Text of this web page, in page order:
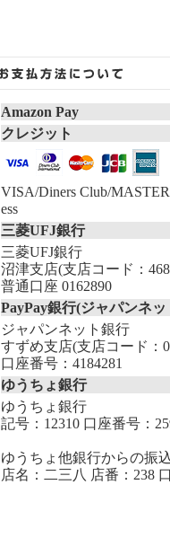
Amazon Pay
クレジット
VISA/Diners Club/
ess
三菱UFJ銀行
三菱UFJ銀行
沼津支店(支店コード：
普通口座 0162890
PayPay銀行(ジャパンネ
ジャパンネット銀行
すずめ支店(支店コード：
口座番号：4184281
ゆうちょ銀行
ゆうちょ銀行
記号：12310 口座番号：
ゆうちょ他銀行からの振
店名：二三八 店番：238